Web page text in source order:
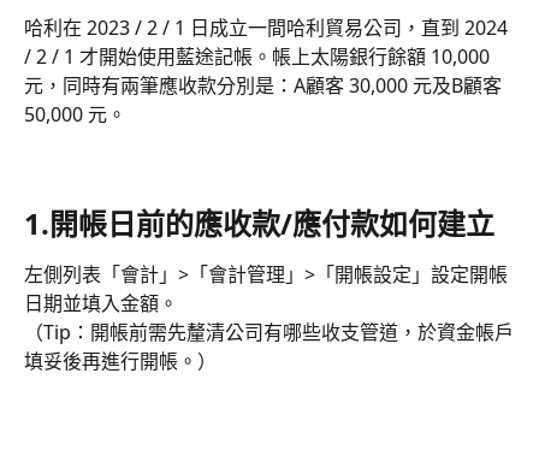
哈利在 2023 / 2 / 1 日成立一間哈利貿易公司，直到 2024
/ 2 / 1 才開始使用藍途記帳。帳上太陽銀行餘額 10,000
元，同時有兩筆應收款分別是：A顧客 30,000 元及B顧客
50,000 元。
1.開帳日前的應收款/應付款如何建立
左側列表「會計」>「會計管理」>「開帳設定」設定開帳
日期並填入金額。
（Tip：開帳前需先釐清公司有哪些收支管道，於資金帳戶
填妥後再進行開帳。）